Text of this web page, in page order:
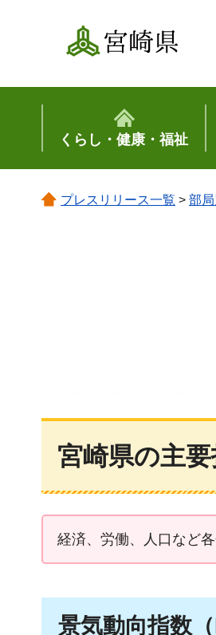
宮崎県
くらし・健康・福祉
プレスリリース一覧 > 部
宮崎県の主要
経済、労働、人口など
景気動向指数